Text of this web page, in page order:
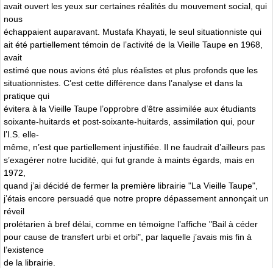
avait ouvert les yeux sur certaines réalités du mouvement social, qui
nous
échappaient auparavant. Mustafa Khayati, le seul situationniste qui
ait été partiellement témoin de l’activité de la Vieille Taupe en 1968,
avait
estimé que nous avions été plus réalistes et plus profonds que les
situationnistes. C’est cette différence dans l’analyse et dans la
pratique qui
évitera à la Vieille Taupe l’opprobre d’être assimilée aux étudiants
soixante-huitards et post-soixante-huitards, assimilation qui, pour
l’I.S. elle-
même, n’est que partiellement injustifiée. Il ne faudrait d’ailleurs pas
s’exagérer notre lucidité, qui fut grande à maints égards, mais en
1972,
quand j’ai décidé de fermer la première librairie "La Vieille Taupe",
j’étais encore persuadé que notre propre dépassement annonçait un
réveil
prolétarien à bref délai, comme en témoigne l’affiche "Bail à céder
pour cause de transfert urbi et orbi", par laquelle j’avais mis fin à
l’existence
de la librairie.